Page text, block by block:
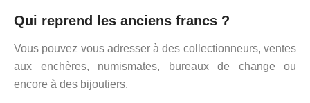
Qui reprend les anciens francs ?
Vous pouvez vous adresser à des collectionneurs, ventes
aux enchères, numismates, bureaux de change ou
encore à des bijoutiers.